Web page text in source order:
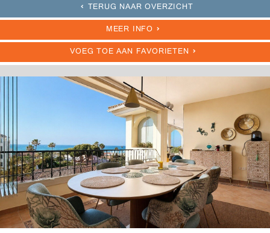
TERUG NAAR OVERZICHT
MEER INFO
VOEG TOE AAN FAVORIETEN